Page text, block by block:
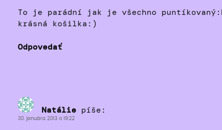
To je parádní jak je všechno
krásná košilka:)
Odpovedať
Natálie píše:
30. januára 2013 o 19:22